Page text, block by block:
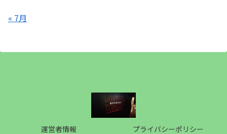
« 7月
運営者情報 プライバシーポリシー